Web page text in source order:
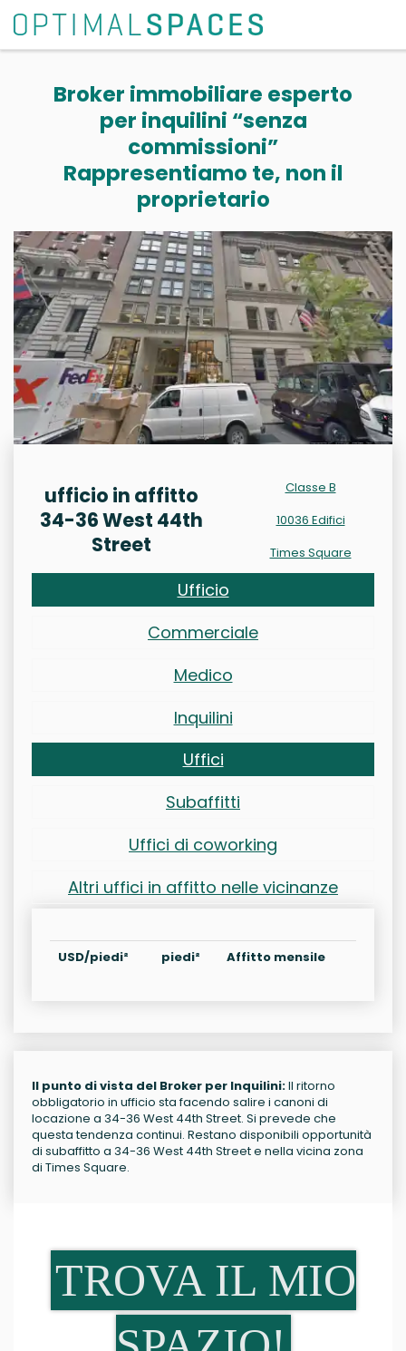
Broker immobiliare esperto
per inquilini “senza
commissioni”
Rappresentiamo te, non il
proprietario
ufficio in affitto
34-36 West 44th
Street
Classe B
10036 Edifici
Times Square
Ufficio
Commerciale
Medico
Inquilini
Uffici
Subaffitti
Uffici di coworking
Altri uffici in affitto nelle vicinanze
USD/piedi² piedi² Affitto mensile
Il punto di vista del Broker per Inquilini:Il ritorno
obbligatorio in ufficio sta facendo salire i canoni di
locazione a 34-36 West 44th Street. Si prevede che
questa tendenza continui. Restano disponibili opportunità
di subaffitto a 34-36 West 44th Street e nella vicina zona
di Times Square.
TROVA IL MIO